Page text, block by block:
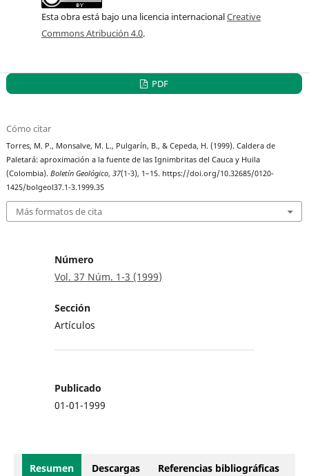
Esta obra está bajo una licencia internacionalCreative
Commons Atribución 4.0.
PDF
Cómo citar
Torres, M. P., Monsalve, M. L., Pulgarín, B., & Cepeda, H. (1999). Caldera de
Paletará: aproximación a la fuente de las Ignimbritas del Cauca y Huila
(Colombia).Boletín Geológico,37(1-3), 1–15. https://doi.org/10.32685/0120-
1425/bolgeol37.1-3.1999.35
Más formatos de cita
Número
Vol. 37 Núm. 1-3 (1999)
Sección
Artículos
Publicado
01-01-1999
Resumen Descargas Referencias bibliográficas